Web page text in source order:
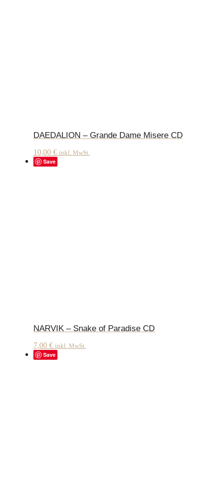
DAEDALION – Grande Dame Misere CD
10,00 € inkl. MwSt.
Save
NARVIK – Snake of Paradise CD
7,00 € inkl. MwSt.
Save